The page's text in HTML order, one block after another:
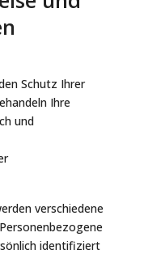
Schutz Ihrer
Ihre
und
verschiedene
identifiziert